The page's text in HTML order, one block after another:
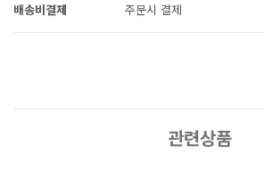
배송비결제
주문시 결제
관련상품